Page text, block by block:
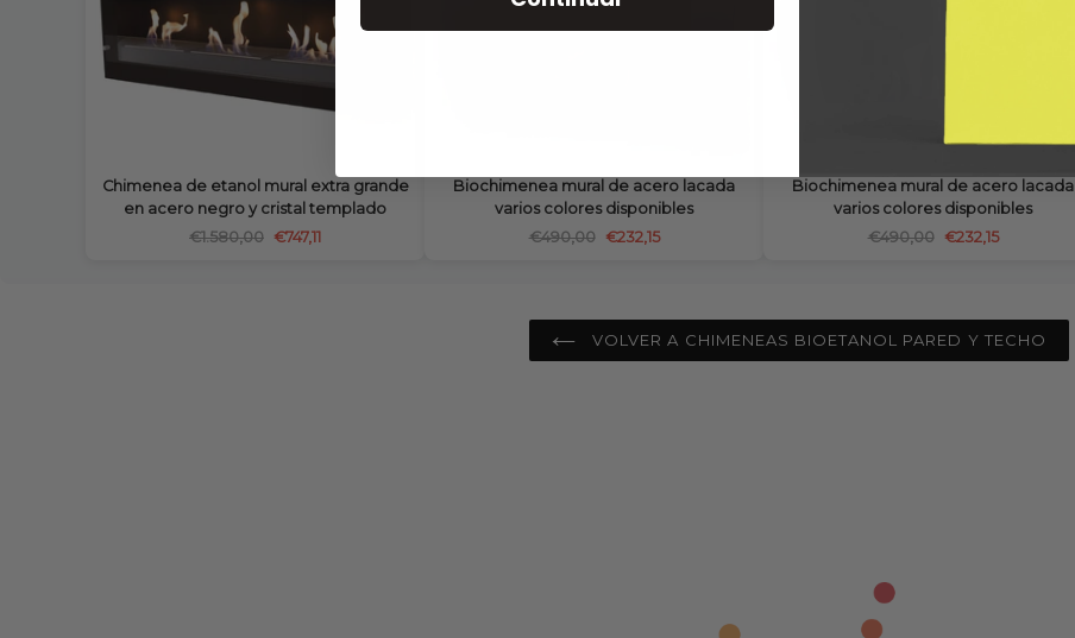
Chimenea de etanol mural extra grande
en acero negro y cristal templado
€1.580,00 €747,11
Biochimenea mural de acero lacada
varios colores disponibles
€490,00
€232,15
Biochimenea mural de acero lacada
varios colores disponibles
€490,00
€232,15
VOLVER A CHIMENEAS BIOETANOL PARED Y TECHO